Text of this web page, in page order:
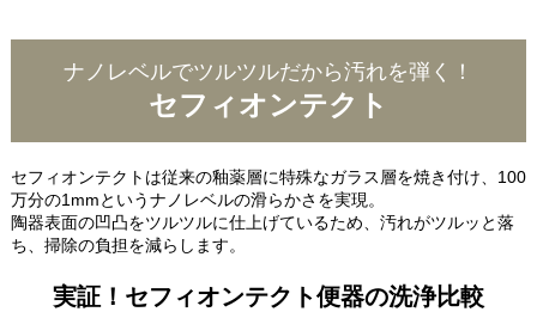
ナノレベルでツルツルだから汚れを弾く！
セフィオンテクト
セフィオンテクトは従来の釉薬層に特殊なガラス層を焼き付け、100
万分の1mmというナノレベルの滑らかさを実現。
陶器表面の凹凸をツルツルに仕上げているため、汚れがツルッと落
ち、掃除の負担を減らします。
実証！セフィオンテクト便器の洗浄比較